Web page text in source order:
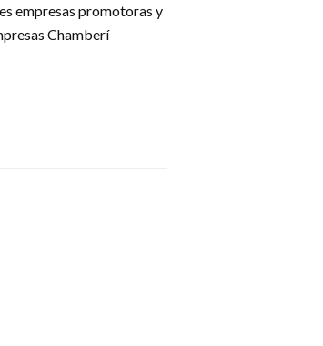
empresas promotoras y
Chamberí